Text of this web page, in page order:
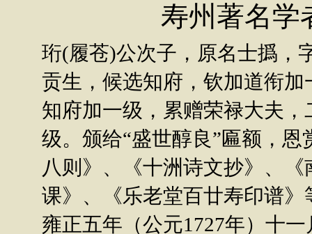
寿州著名学
珩(履苍)公次子，原名士撝，
贡生，候选知府，钦加道衔
知府加一级，累赠荣禄大夫
级。颁给“盛世醇良”匾额，
八则》、《十洲诗文抄》、
课》、《乐老堂百廿寿印谱
雍正五年（公元1727年）十